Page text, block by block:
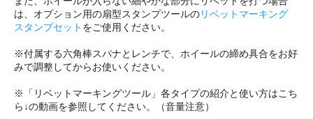
は、オプション用の扇型スタンプツールのリベットマーキング
スタンプセット をご使用ください。
※付属する六角棒スパナとレンチで、ホイールの締め具合をお好
みで調整してからお使いください。
※「リベットマーキングツール」各タイプの紹介と使い方はこち
ら↓の動画を参照してください。（音量注意）